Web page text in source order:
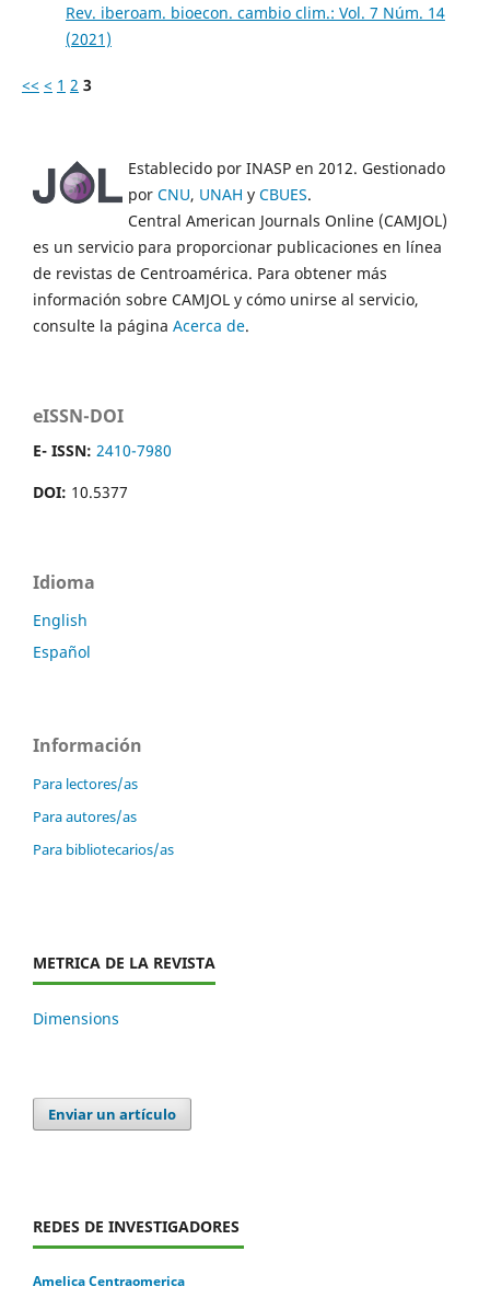
Rev. iberoam. bioecon. cambio clim.: Vol. 7 Núm. 14
(2021)
<< < 1 2 3
Establecido por INASP en 2012. Gestionado
por CNU, UNAH y CBUES.
Central American Journals Online (CAMJOL)
es un servicio para proporcionar publicaciones en línea
de revistas de Centroamérica. Para obtener más
información sobre CAMJOL y cómo unirse al servicio,
consulte la página Acerca de.
eISSN-DOI
E- ISSN: 2410-7980
DOI: 10.5377
Idioma
English
Español
Información
Para lectores/as
Para autores/as
Para bibliotecarios/as
METRICA DE LA REVISTA
Dimensions
Enviar un artículo
REDES DE INVESTIGADORES
Amelica Centraomerica